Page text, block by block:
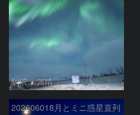
駒沢 満晴
202606018月とミニ惑星直列